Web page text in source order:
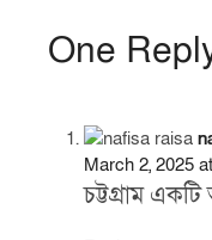
e
o
o
k
e
One Reply
March 2, 2025
চট্টগ্রাম